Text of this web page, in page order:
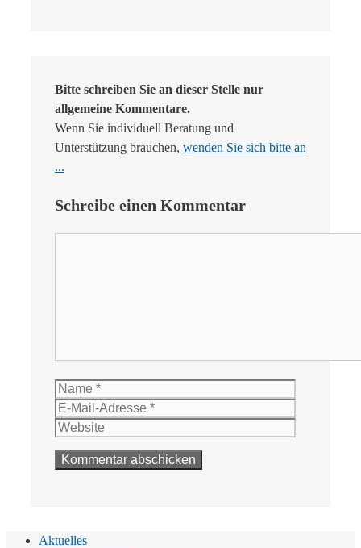
Bitte schreiben Sie an dieser Stelle nur
allgemeine Kommentare.
Wenn Sie individuell Beratung und
Unterstützung brauchen, wenden Sie sich bitte an
...
Schreibe einen Kommentar
Name
Aktuelles